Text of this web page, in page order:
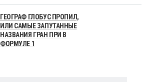
ГЕОГРАФ ГЛОБУС ПРОПИЛ,
ИЛИ САМЫЕ ЗАПУТАННЫЕ
НАЗВАНИЯ ГРАН ПРИ В
ФОРМУЛЕ 1